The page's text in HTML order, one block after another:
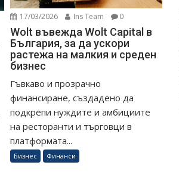
17/03/2026 Ins Team 0
Wolt въвежда Wolt Capital в
България, за да ускори
растежа на малкия и среден
бизнес
Гъвкаво и прозрачно
финансиране, създадено да
подкрепи нуждите и амбициите
на ресторанти и търговци в
платформата...
Бизнес Финанси